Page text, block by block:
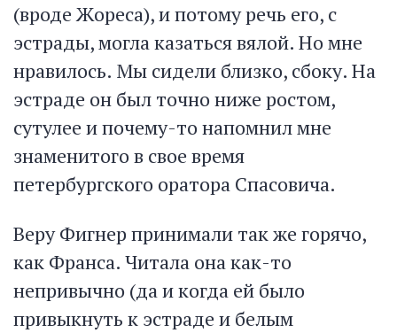
(вроде Жореса), и потому речь его, с
эстрады, могла казаться вялой. Но мне
нравилось. Мы сидели близко, сбоку. На
эстраде он был точно ниже ростом,
сутулее и почему-то напомнил мне
знаменитого в свое время
петербургского оратора Спасовича.
Веру Фигнер принимали так же горячо,
как Франса. Читала она как-то
непривычно (да и когда ей было
привыкнуть к эстраде и белым